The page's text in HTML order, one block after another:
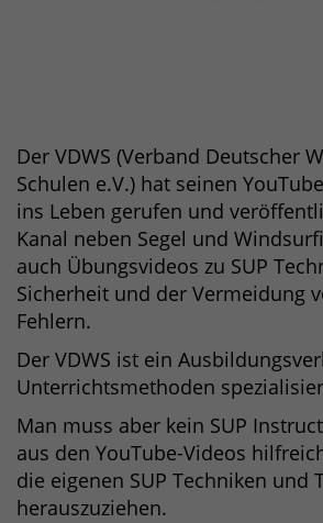
Der VDWS (Verband Deutscher
Schulen e.V.) hat seinen
ins Leben gerufen und
Kanal neben Segel und
auch Übungsvideos zu SUP
Sicherheit und der Vermeidung
Fehlern.
Der VDWS ist ein
Unterrichtsmethoden
Man muss aber kein SUP
aus den YouTube-Videos
die eigenen SUP Techniken und
herauszuziehen.